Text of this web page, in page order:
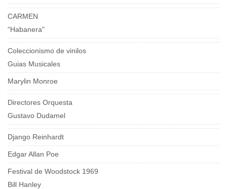
CARMEN
"Habanera"
Coleccionismo de vinilos
Guias Musicales
Marylin Monroe
Directores Orquesta
Gustavo Dudamel
Django Reinhardt
Edgar Allan Poe
Festival de Woodstock 1969
Bill Hanley